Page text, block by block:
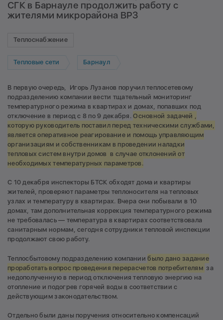
СГК в Барнауле продолжить работу с
жителями микрорайона ВРЗ
Теплоснабжение
Тепловые сети Барнаул
В первую очередь, Игорь Лузанов поручил теплосетевому
подразделению компании вести тщательный мониторинг
температурного режима в квартирах и домах, попавших под
отключение в период с 8 по 9 декабря.Основной задачей ,
которую руководитель поставил перед техническими службами,
является оперативное реагирование и помощь управляющим
организациям и собственникам в проведении наладки
тепловых систем внутри домов в случае отклонений от
необходимых температурных параметров.
С 10 декабря инспекторы БТСК обходят дома и квартиры
жителей, проверяют параметры теплоносителя на тепловых
узлах и температуру в квартирах. Вчера они побывали в 10
домах, там дополнительная коррекция температурного режима
не требовалась — температура в квартирах соответствовала
санитарным нормам, сегодня сотрудники тепловой инспекции
продолжают свою работу.
Теплосбытовому подразделению компаниибыло дано задание
проработать вопрос проведения перерасчетов потребителям за
недополученную в период отключения тепловую энергию на
отопление и подогрев горячей воды в соответствии с
действующим законодательством.
Отдельно были даны поручения относительно компенсаций